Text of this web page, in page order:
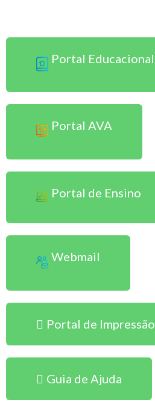
Portal Educacional
Portal AVA
Portal de Ensino
Webmail
Portal de Impressão
Guia de Ajuda